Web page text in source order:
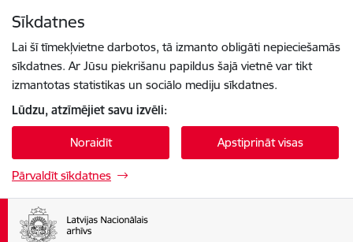
Sīkdatnes
Lai šī tīmekļvietne darbotos, tā izmanto obligāti nepieciešamās
sīkdatnes. Ar Jūsu piekrišanu papildus šajā vietnē var tikt
izmantotas statistikas un sociālo mediju sīkdatnes.
Lūdzu, atzīmējiet savu izvēli:
Noraidīt Apstiprināt visas
Pārvaldīt sīkdatnes